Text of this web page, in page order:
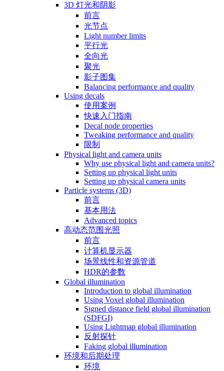
3D 灯光和阴影
前言
光节点
Light number limits
平行光
全向光
聚光
影子图集
Balancing performance and quality
Using decals
使用案例
快速入门指南
Decal node properties
Tweaking performance and quality
限制
Physical light and camera units
Why use physical light and camera units?
Setting up physical light units
Setting up physical camera units
Particle systems (3D)
前言
基本用法
Advanced topics
高动态范围光照
前言
计算机显示器
场景线性和资源管道
HDR的参数
Global illumination
Introduction to global illumination
Using Voxel global illumination
Signed distance field global illumination
(SDFGI)
Using Lightmap global illumination
反射探针
Faking global illumination
环境和后期处理
环境